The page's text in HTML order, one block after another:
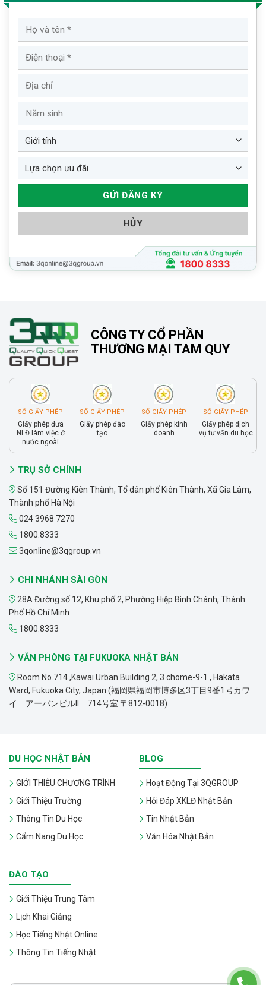
HỦY
CÔNG TY CỔ PHẦN
THƯƠNG MẠI TAM QUY
SỐ GIẤY PHÉP
Giấy phép đưa
NLĐ làm việc ở
nước ngoài
SỐ GIẤY PHÉP
Giấy phép đào
tạo
SỐ GIẤY PHÉP
Giấy phép kinh
doanh
SỐ GIẤY PHÉP
Giấy phép dịch
vụ tư vấn du học
TRỤ SỞ CHÍNH
Số 151 Đường Kiên Thành, Tổ dân phố Kiên Thành, Xã Gia Lâm,
Thành phố Hà Nội
024 3968 7270
1800.8333
3qonline@3qgroup.vn
CHI NHÁNH SÀI GÒN
28A Đường số 12, Khu phố 2, Phường Hiệp Bình Chánh, Thành
Phố Hồ Chí Minh
1800.8333
VĂN PHÒNG TẠI FUKUOKA NHẬT BẢN
Room No.714 ,Kawai Urban Building 2, 3 chome-9-1 , Hakata
Ward, Fukuoka City, Japan (福岡県福岡市博多区3丁目9番1号カワ
イ アーバンビルII 714号室 〒812-0018)
DU HỌC NHẬT BẢN
GIỚI THIỆU CHƯƠNG TRÌNH
Giới Thiệu Trường
Thông Tin Du Học
Cẩm Nang Du Học
BLOG
Hoạt Động Tại 3QGROUP
Hỏi Đáp XKLĐ Nhật Bản
Tin Nhật Bản
Văn Hóa Nhật Bản
ĐÀO TẠO
Giới Thiệu Trung Tâm
Lịch Khai Giảng
Học Tiếng Nhật Online
Thông Tin Tiếng Nhật